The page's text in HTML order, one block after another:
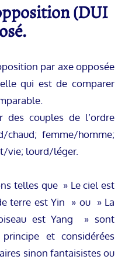
(DUI
par axe opposée
qui est de comparer
des couples de l’ordre
femme/homme;
vie; lourd/léger.
telles que » Le ciel est
terre est Yin » ou » La
est Yang » sont
et considérées
sinon fantaisistes ou